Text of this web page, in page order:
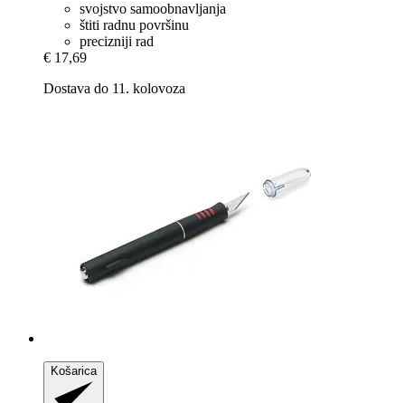
svojstvo samoobnavljanja
štiti radnu površinu
precizniji rad
€ 17,69
Dostava do 11. kolovoza
Košarica